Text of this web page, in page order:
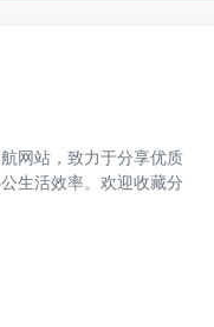
网站，致力于分享优质
生活效率。欢迎收藏分